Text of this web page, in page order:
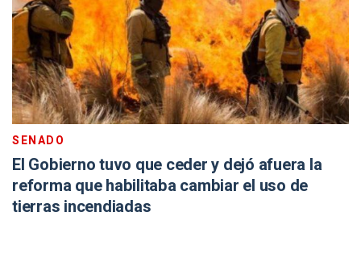
SENADO
El Gobierno tuvo que ceder y dejó afuera la
reforma que habilitaba cambiar el uso de
tierras incendiadas